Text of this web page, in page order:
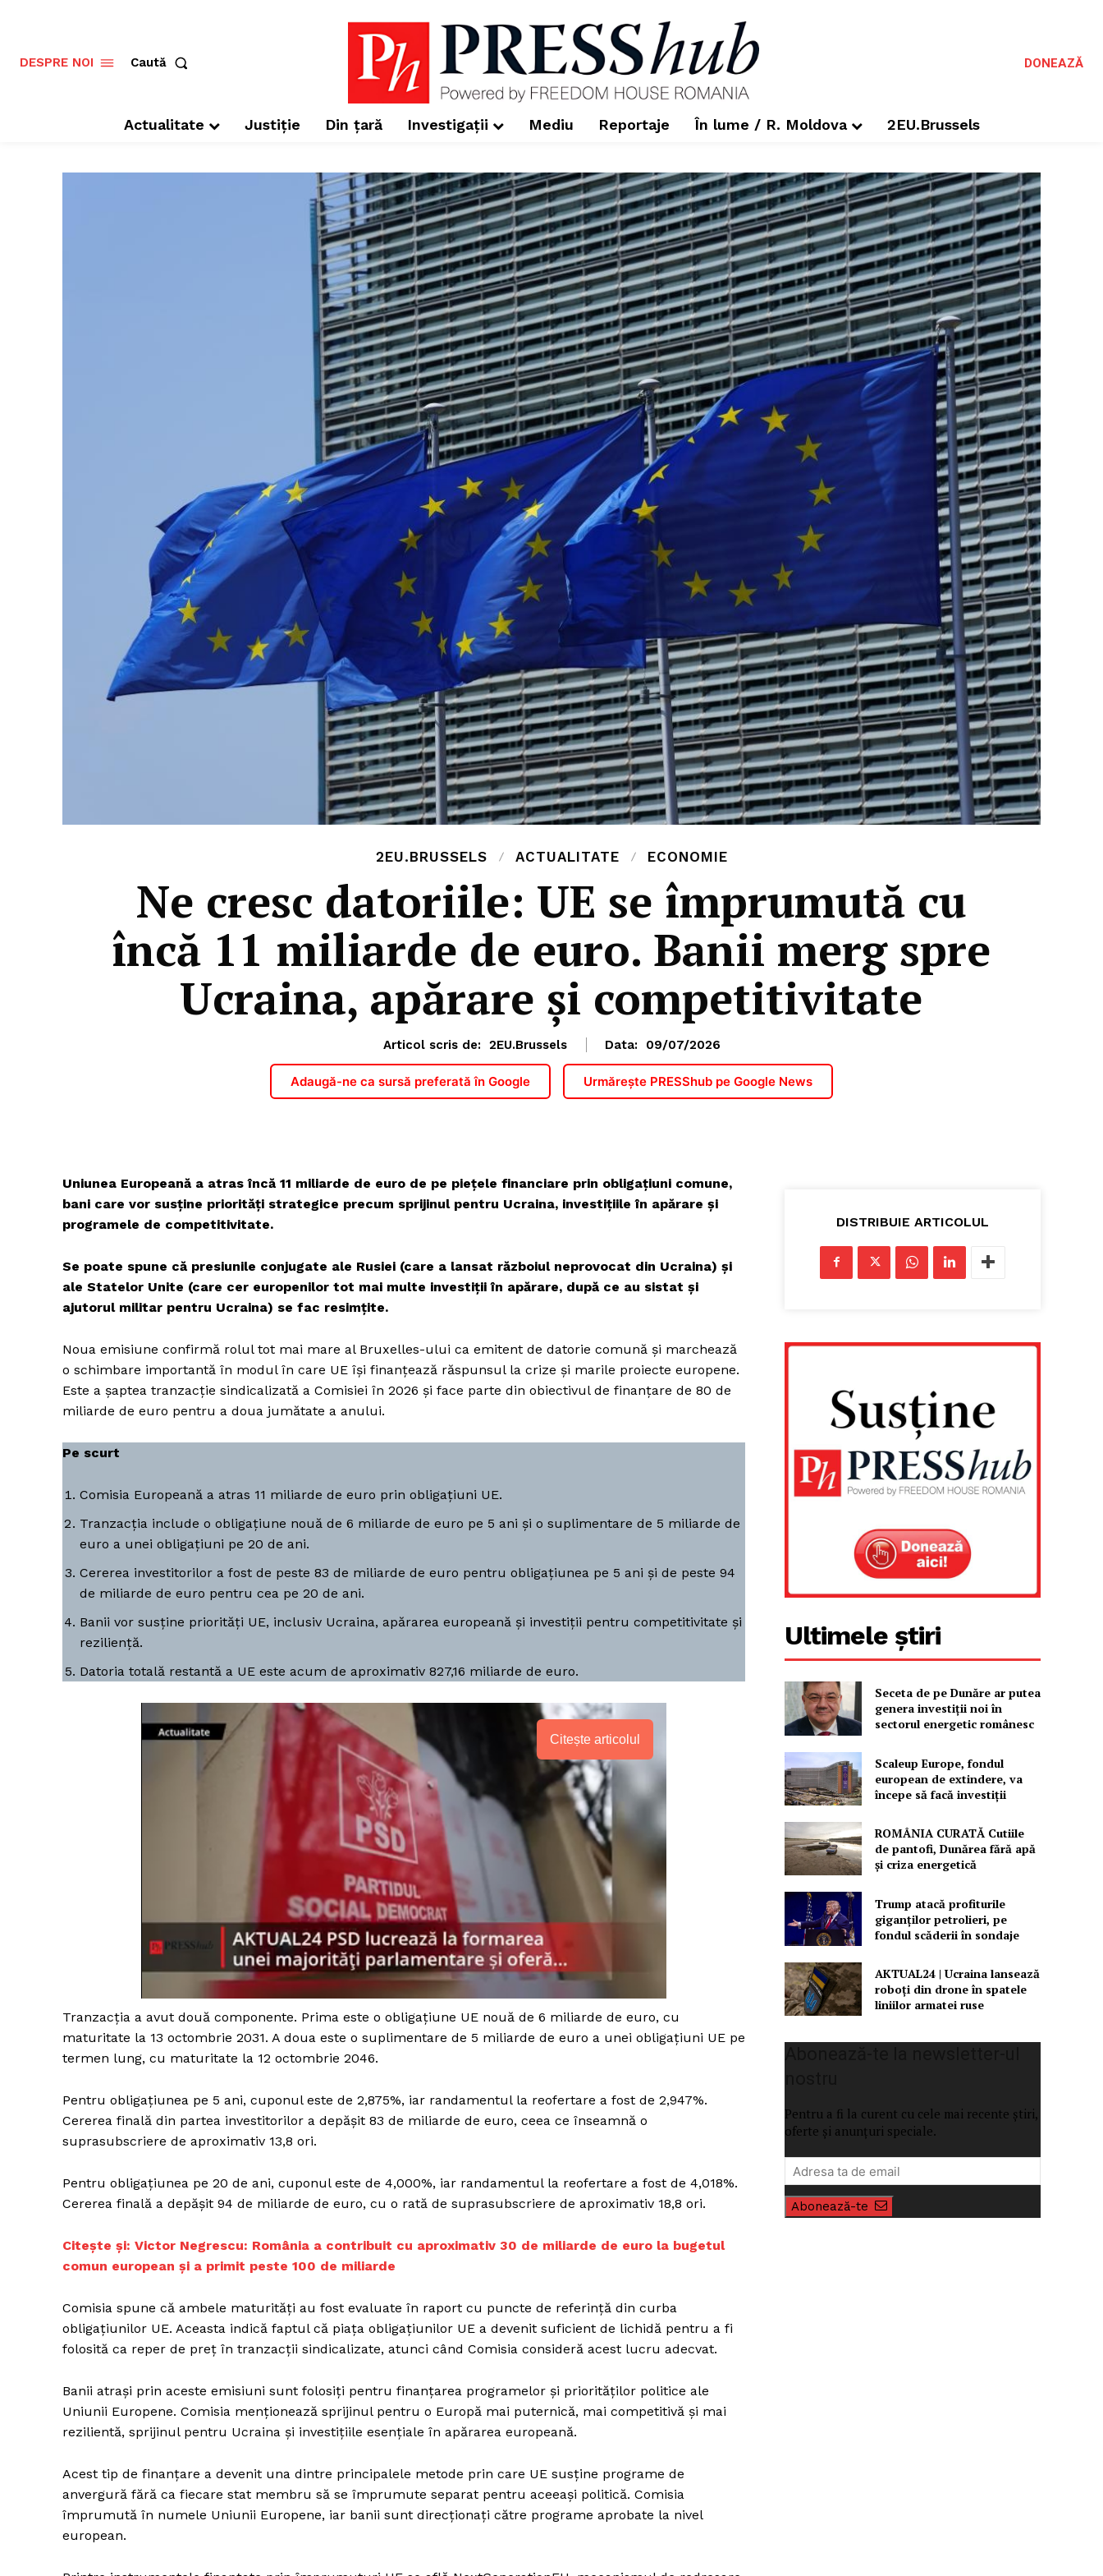
Un proiect
FREEDOM HOUSE
ROMÂNIA
PRESShub
Despre noi / Echipa
Proiecte editoriale
Rețea
Contact
DESPRE NOI Caută DONEAZĂ
Actualitate Justiție Din țară Investigații Mediu Reportaje În lume / R. Moldova 2EU.Brussels
2EU.BRUSSELS ACTUALITATE ECONOMIE
Ne cresc datoriile: UE se împrumută cu
încă 11 miliarde de euro. Banii merg spre
Ucraina, apărare și competitivitate
Articol scris de: 2EU.Brussels Data: 09/07/2026
Adaugă-ne ca sursă preferată în Google Urmărește PRESShub pe Google News
Uniunea Europeană a atras încă 11 miliarde de euro de pe piețele financiare prin obligațiuni comune,
bani care vor susține priorități strategice precum sprijinul pentru Ucraina, investițiile în apărare și
programele de competitivitate.
Se poate spune că presiunile conjugate ale Rusiei (care a lansat războiul neprovocat din Ucraina) și
ale Statelor Unite (care cer europenilor tot mai multe investiții în apărare, după ce au sistat și
ajutorul militar pentru Ucraina) se fac resimțite.
Noua emisiune confirmă rolul tot mai mare al Bruxelles-ului ca emitent de datorie comună și marchează
o schimbare importantă în modul în care UE își finanțează răspunsul la crize și marile proiecte europene.
Este a șaptea tranzacție sindicalizată a Comisiei în 2026 și face parte din obiectivul de finanțare de 80 de
miliarde de euro pentru a doua jumătate a anului.
Pe scurt
Comisia Europeană a atras 11 miliarde de euro prin obligațiuni UE.
Tranzacția include o obligațiune nouă de 6 miliarde de euro pe 5 ani și o suplimentare de 5 miliarde de
euro a unei obligațiuni pe 20 de ani.
Cererea investitorilor a fost de peste 83 de miliarde de euro pentru obligațiunea pe 5 ani și de peste 94
de miliarde de euro pentru cea pe 20 de ani.
Banii vor susține priorități UE, inclusiv Ucraina, apărarea europeană și investiții pentru competitivitate și
reziliență.
Datoria totală restantă a UE este acum de aproximativ 827,16 miliarde de euro.
Citește articolul
Tranzacția a avut două componente. Prima este o obligațiune UE nouă de 6 miliarde de euro, cu
maturitate la 13 octombrie 2031. A doua este o suplimentare de 5 miliarde de euro a unei obligațiuni UE pe
termen lung, cu maturitate la 12 octombrie 2046.
Pentru obligațiunea pe 5 ani, cuponul este de 2,875%, iar randamentul la reofertare a fost de 2,947%.
Cererea finală din partea investitorilor a depășit 83 de miliarde de euro, ceea ce înseamnă o
suprasubscriere de aproximativ 13,8 ori.
Pentru obligațiunea pe 20 de ani, cuponul este de 4,000%, iar randamentul la reofertare a fost de 4,018%.
Cererea finală a depășit 94 de miliarde de euro, cu o rată de suprasubscriere de aproximativ 18,8 ori.
Citește și: Victor Negrescu: România a contribuit cu aproximativ 30 de miliarde de euro la bugetul
comun european şi a primit peste 100 de miliarde
Comisia spune că ambele maturități au fost evaluate în raport cu puncte de referință din curba
obligațiunilor UE. Aceasta indică faptul că piața obligațiunilor UE a devenit suficient de lichidă pentru a fi
folosită ca reper de preț în tranzacții sindicalizate, atunci când Comisia consideră acest lucru adecvat.
Banii atrași prin aceste emisiuni sunt folosiți pentru finanțarea programelor și priorităților politice ale
Uniunii Europene. Comisia menționează sprijinul pentru o Europă mai puternică, mai competitivă și mai
rezilientă, sprijinul pentru Ucraina și investițiile esențiale în apărarea europeană.
Acest tip de finanțare a devenit una dintre principalele metode prin care UE susține programe de
anvergură fără ca fiecare stat membru să se împrumute separat pentru aceeași politică. Comisia
împrumută în numele Uniunii Europene, iar banii sunt direcționați către programe aprobate la nivel
european.
DISTRIBUIE ARTICOLUL
Ultimele știri
Seceta de pe Dunăre ar putea
genera investiții noi în
sectorul energetic românesc
Scaleup Europe, fondul
european de extindere, va
începe să facă investiții
ROMÂNIA CURATĂ Cutiile
de pantofi, Dunărea fără apă
și criza energetică
Trump atacă profiturile
giganților petrolieri, pe
fondul scăderii în sondaje
AKTUAL24 | Ucraina lansează
roboți din drone în spatele
liniilor armatei ruse
Pentru a fi la curent cu cele mai recente știri,
oferte și anunțuri speciale.
Abonează-te